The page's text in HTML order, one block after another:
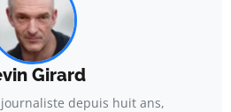
Girard
depuis huit ans,